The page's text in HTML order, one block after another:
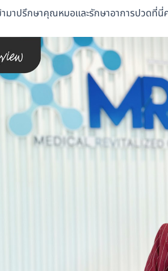
ข้ามาปรึกษาคุณหมอและรักษาอาการปวดที่นี่